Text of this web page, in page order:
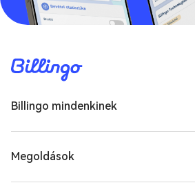
Billingo mindenkinek
Megoldások